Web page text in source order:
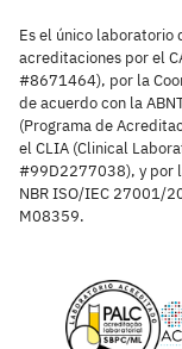
Es el único laboratorio
acreditaciones por el
#8671464), por la
de acuerdo con la
(Programa de
el CLIA (Clinical
#99D2277038), y por
NBR ISO/IEC 27001/
M08359.